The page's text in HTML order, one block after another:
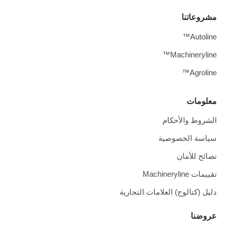
معلومات
الشروط والأحكام
سياسة الخصوصية
نصائح للأمان
تقييمات Machineryline
دليل (كتالوج) العلامات التجارية
عروضنا
مشروعاتنا
Autoline™
Machineryline™
Agroline™